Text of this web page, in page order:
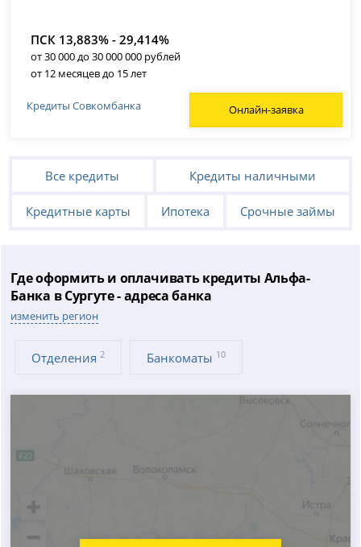
ПСК 13,883% - 29,414%
от 30 000 до 30 000 000 рублей
от 12 месяцев до 15 лет
Онлайн-заявка
Кредиты Совкомбанка
Все кредиты Кредиты наличными
Кредитные карты Ипотека Срочные займы
Где оформить и оплачивать кредиты Альфа-
Банка в Сургуте - адреса банка
изменить регион
Отделения2 Банкоматы 10